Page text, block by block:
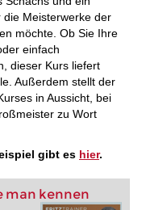
Meisterwerke der
möchte. Ob Sie Ihre
einfach
dieser Kurs liefert
Außerdem stellt der
in Aussicht, bei
zu Wort
gibt es hier.
man kennen